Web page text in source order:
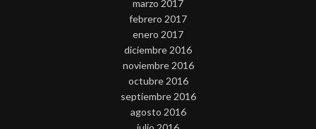
marzo 2017
febrero 2017
enero 2017
diciembre 2016
noviembre 2016
octubre 2016
septiembre 2016
agosto 2016